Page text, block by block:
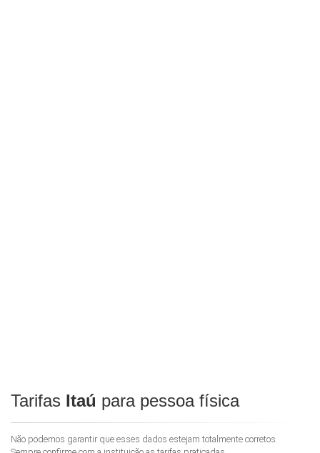
Tarifas Itaú para pessoa física
Não podemos garantir que esses dados estejam totalmente corretos.